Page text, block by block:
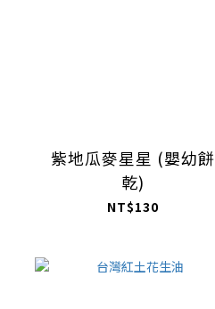
紫地瓜麥星星 (嬰幼餅
乾)
NT$130